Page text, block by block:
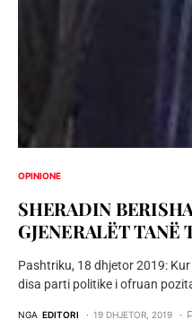
OPINIONE
SHERADIN
GJENERALËT TANË
Pashtriku, 18 dhjetor 2019:
disa parti politike i ofruan
NGA EDITORI 19 DHJETOR, 2019